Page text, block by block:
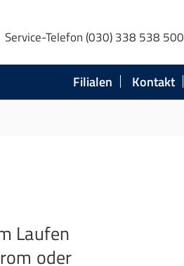
Service-Telefon (030) 338 538 500
Filialen Kontakt
Laufen
oder